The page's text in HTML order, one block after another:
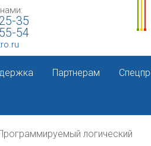
35
54
Партнерам
логический